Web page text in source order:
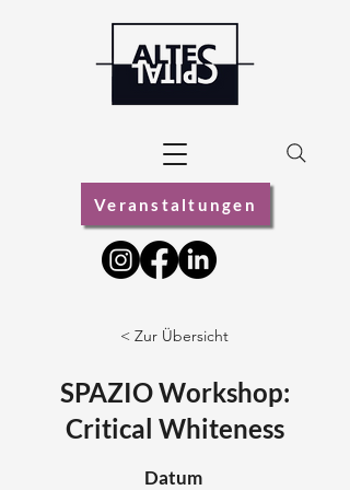
Veranstaltungen
< Zur Übersicht
SPAZIO Workshop:
Critical Whiteness
Datum